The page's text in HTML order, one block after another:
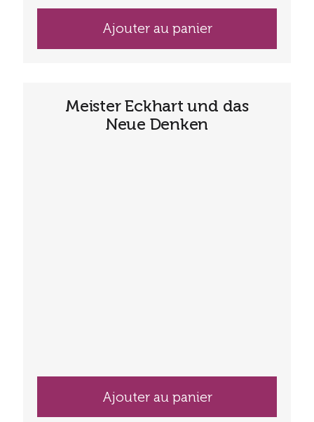
Ajouter au panier
Meister Eckhart und das
Neue Denken
Ajouter au panier